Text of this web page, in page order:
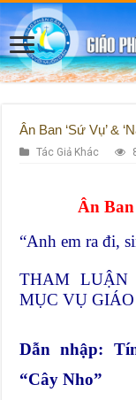
Ân Ban ‘Sứ Vụ’ &
Tác Giả Khác
Ân Ban
“Anh em ra đi,
THAM
MỤC VỤ
Dẫn nhập:
“Cây Nho”